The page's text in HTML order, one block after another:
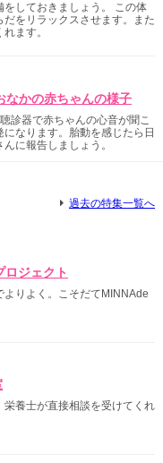
しておきましょう。 この体
をリラックスさせます。また
ます。
なかの赤ちゃんの様子
診器で赤ちゃんの心音が聞こ
になります。胎動を感じたら日
に報告しましょう。
過去の特集一覧へ
ジェクト
りよく。こそだてMINNAde
養士が直接相談を受けてくれ